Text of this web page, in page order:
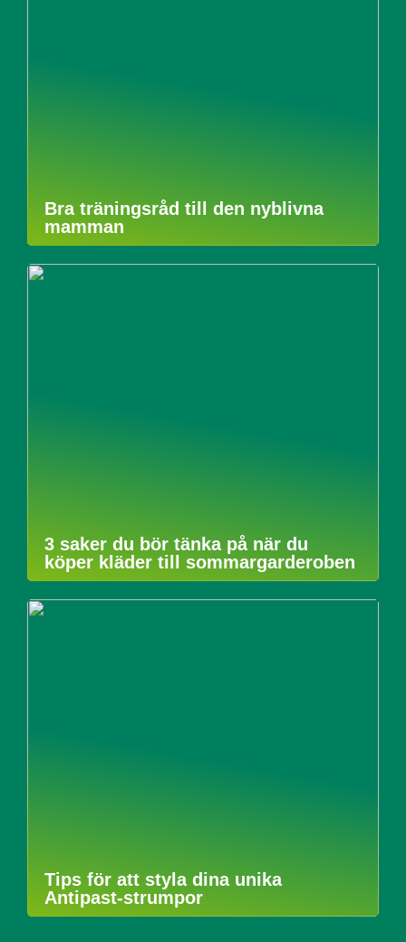
Bra träningsråd till den nyblivna
mamman
3 saker du bör tänka på när du
köper kläder till sommargarderoben
Tips för att styla dina unika
Antipast-strumpor